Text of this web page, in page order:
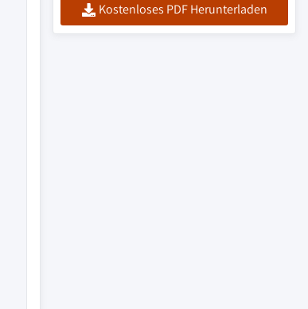
Kostenloses PDF Herunterladen